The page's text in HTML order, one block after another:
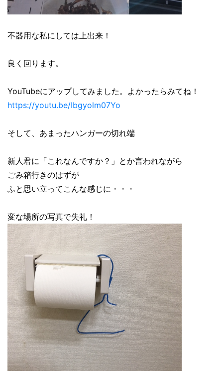
不器用な私にしては上出来！
良く回ります。
YouTubeにアップしてみました。よかったらみてね！
https://youtu.be/Ibgyolm07Yo
そして、あまったハンガーの切れ端
新人君に「これなんですか？」とか言われながら
ごみ箱行きのはずが
ふと思い立ってこんな感じに・・・
変な場所の写真で失礼！